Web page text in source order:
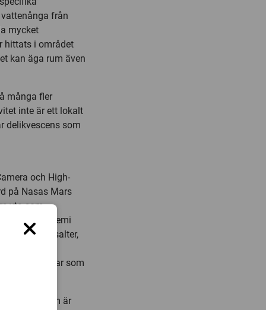
från
mycket
hittats i området
kan äga rum även
många fler
inte är ett lokalt
delikvescens som
och High-
på Nasas Mars
yta som
och geokemi
av klorsalter,
i det
saltlösningar som
damm är